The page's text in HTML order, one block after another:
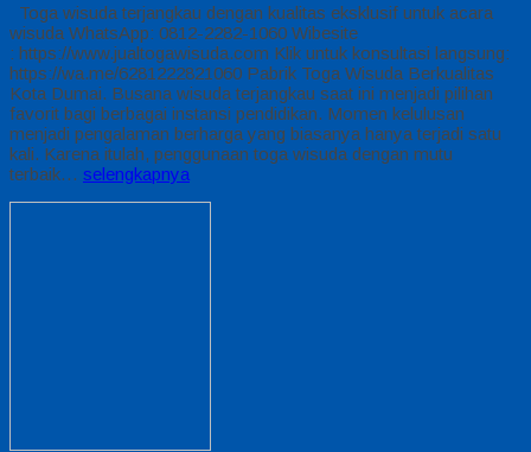
Toga wisuda terjangkau dengan kualitas eksklusif untuk acara
wisuda WhatsApp: 0812-2282-1060 Wibesite
: https://www.jualtogawisuda.com Klik untuk konsultasi langsung:
https://wa.me/6281222821060 Pabrik Toga Wisuda Berkualitas
Kota Dumai. Busana wisuda terjangkau saat ini menjadi pilihan
favorit bagi berbagai instansi pendidikan. Momen kelulusan
menjadi pengalaman berharga yang biasanya hanya terjadi satu
kali. Karena itulah, penggunaan toga wisuda dengan mutu
terbaik… selengkapnya